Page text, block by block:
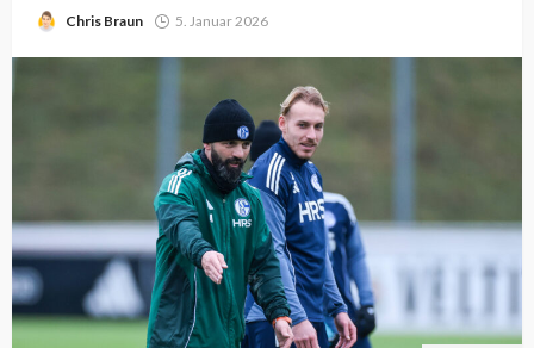
Chris Braun 5. Januar 2026